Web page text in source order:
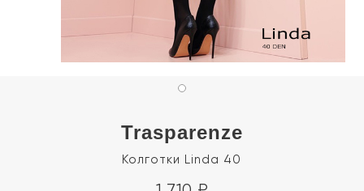
Trasparenze
Колготки Linda 40